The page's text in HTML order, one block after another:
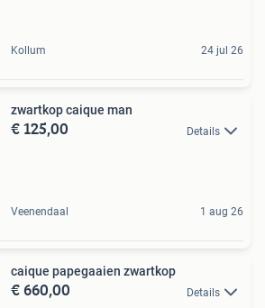
Kollum 24 jul 26
zwartkop caique man
€ 125,00 Details
Veenendaal 1 aug 26
caique papegaaien zwartkop
€ 660,00 Details